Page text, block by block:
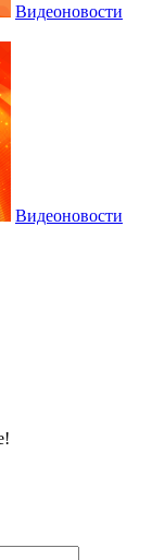
Видеоновости
Видеоновости